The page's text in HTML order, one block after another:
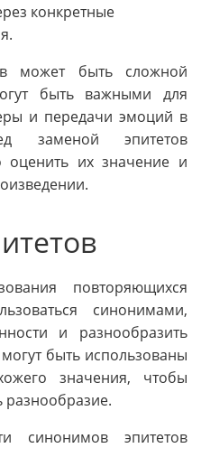
конкретные
может быть сложной
быть важными для
и передачи эмоций в
заменой эпитетов
оценить их значение и
повторяющихся
синонимами,
и разнообразить
быть использованы
значения, чтобы
разнообразие.
синонимов эпитетов